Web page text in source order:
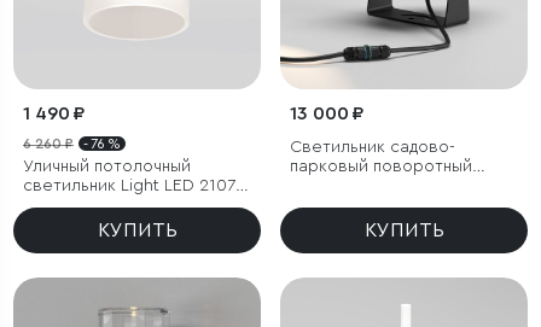
1 490 ₽
6 260 ₽ - 76 %
Уличный потолочный
светильник Light LED 2107
IP54
КУПИТЬ
13 000 ₽
Светильник садово-
парковый поворотный
КУПИТЬ